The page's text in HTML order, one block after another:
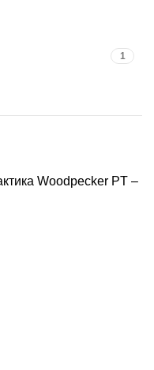
1
Woodpecker PT –